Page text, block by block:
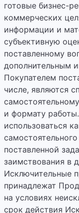
готовые бизнес-
коммерческих
информации и
субъективную
поставленному
дополнительным
Покупателем
числе, являются
и формату
использоваться
поставленной
заимствования в
Исключительные
принадлежат
на условиях
срок действия